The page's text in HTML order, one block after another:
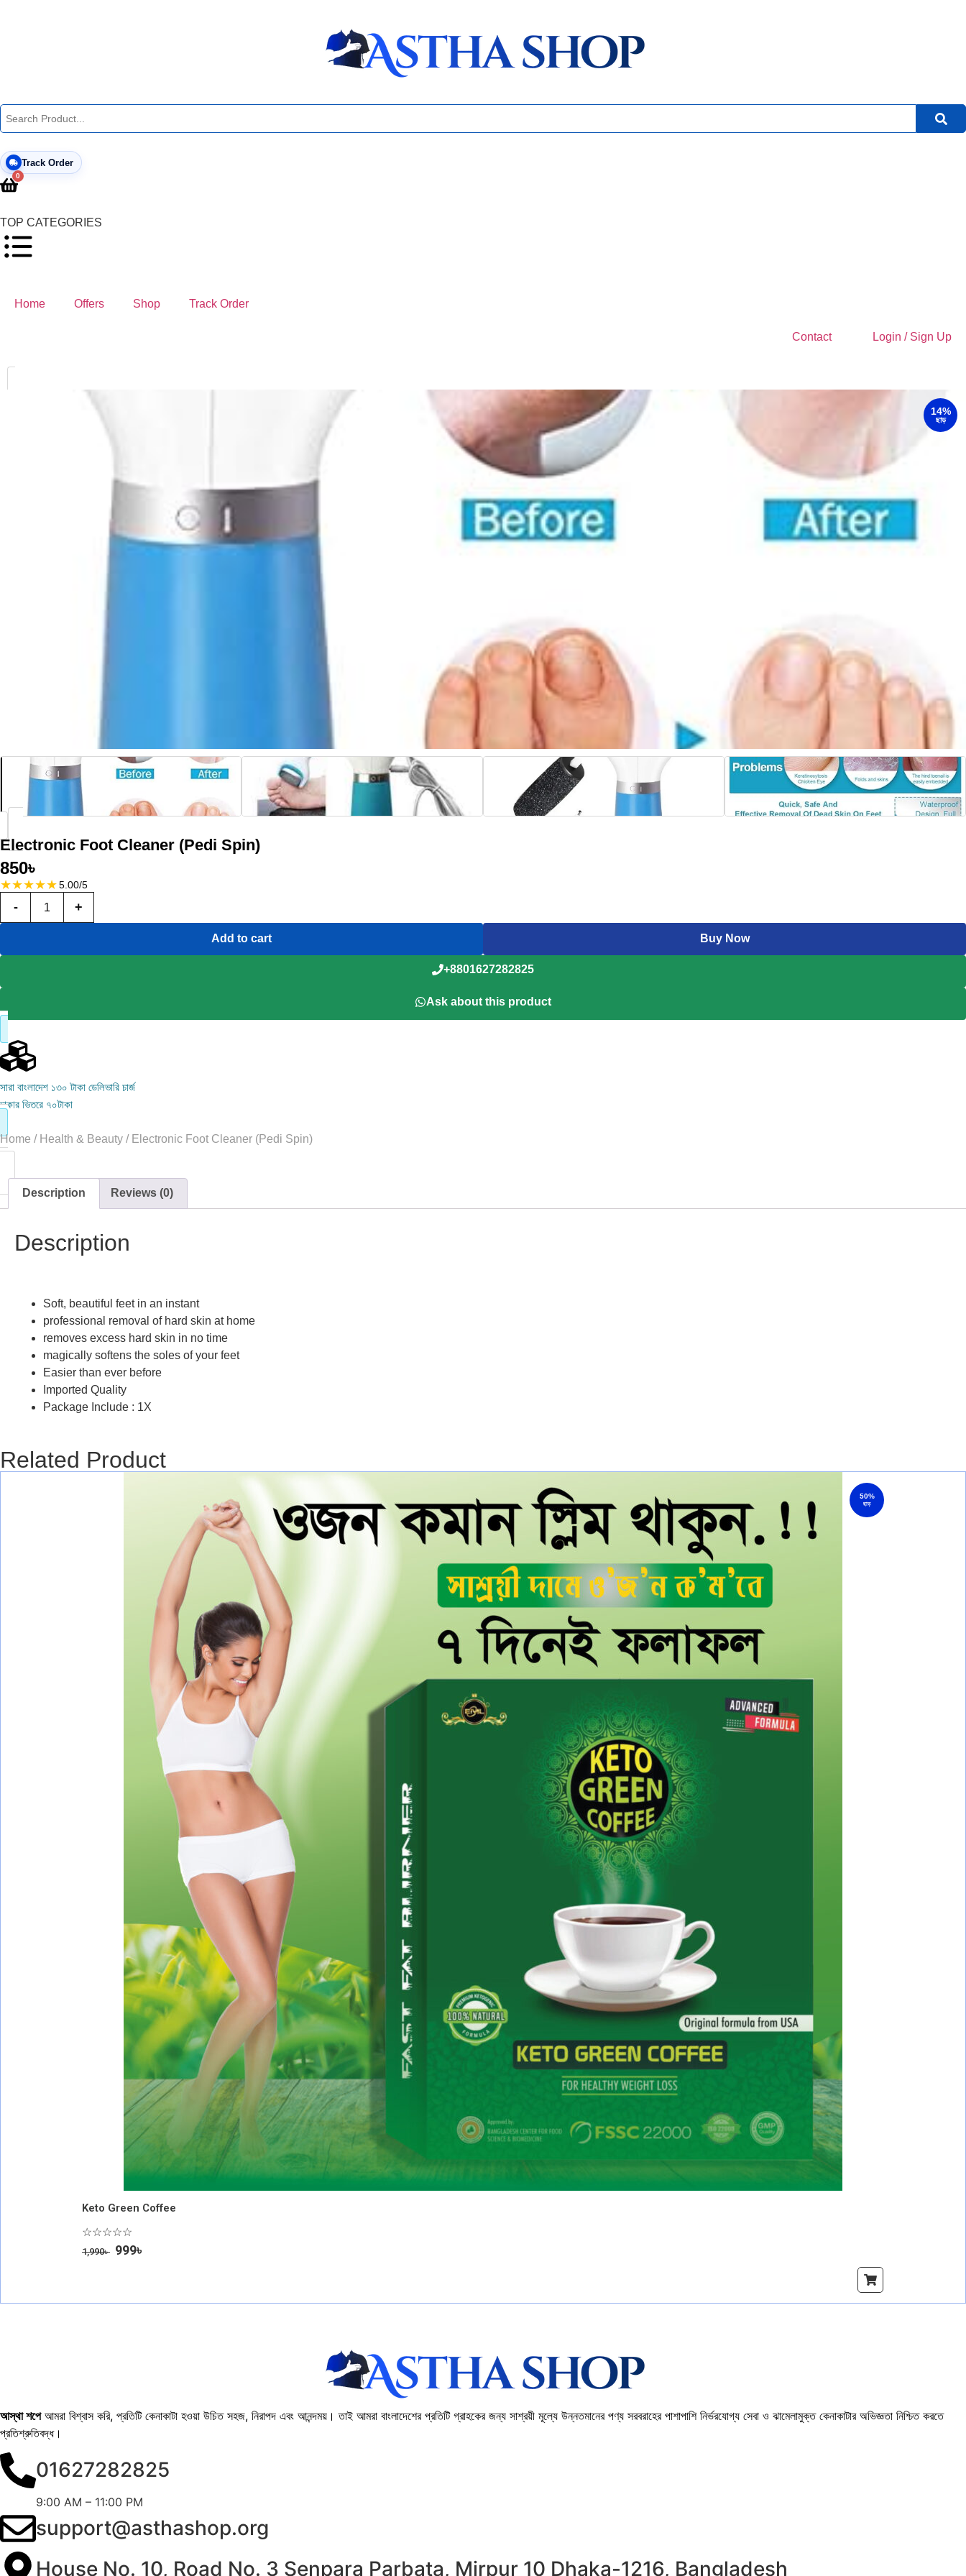
Track Order
0
TOP CATEGORIES
Home Offers Shop Track Order
Contact Login / Sign Up
14%
ছাড়
Electronic Foot Cleaner (Pedi Spin)
850৳
★★★★★5.00/5
- +
Add to cart Buy Now
+8801627282825
Ask about this product
সারা বাংলাদেশ ১৩০ টাকা ডেলিভারি চার্জ
ঢাকার ভিতরে ৭০টাকা
Home / Health & Beauty / Electronic Foot Cleaner (Pedi Spin)
Description Reviews (0)
Description
Soft, beautiful feet in an instant
professional removal of hard skin at home
removes excess hard skin in no time
magically softens the soles of your feet
Easier than ever before
Imported Quality
Package Include : 1X
Related Product
50%
ছাড়
Keto Green Coffee
☆☆☆☆☆
1,990৳ 999৳
আস্থা শপেআমরা বিশ্বাস করি, প্রতিটি কেনাকাটা হওয়া উচিত সহজ, নিরাপদ এবং আনন্দময়। তাই আমরা বাংলাদেশের প্রতিটি গ্রাহকের জন্য সাশ্রয়ী মূল্যে উন্নতমানের পণ্য সরবরাহের পাশাপাশি নির্ভরযোগ্য সেবা ও ঝামেলামুক্ত কেনাকাটার অভিজ্ঞতা নিশ্চিত করতে
প্রতিশ্রুতিবদ্ধ।
01627282825
9:00 AM – 11:00 PM
support@asthashop.org
House No. 10, Road No. 3 Senpara Parbata, Mirpur 10 Dhaka-1216, Bangladesh